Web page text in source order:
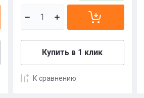
Купить в 1 клик
К сравнению